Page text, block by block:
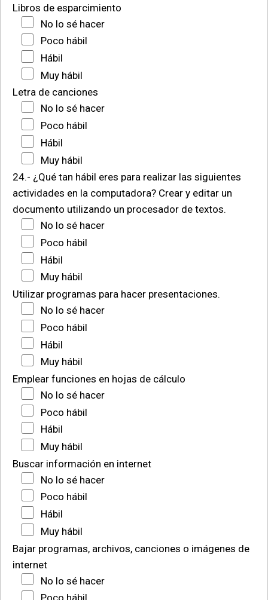
Libros de esparcimiento
No lo sé hacer
Poco hábil
Hábil
Muy hábil
Letra de canciones
No lo sé hacer
Poco hábil
Hábil
Muy hábil
24.- ¿Qué tan hábil eres para realizar las siguientes
actividades en la computadora? Crear y editar un
documento utilizando un procesador de textos.
No lo sé hacer
Poco hábil
Hábil
Muy hábil
Utilizar programas para hacer presentaciones.
No lo sé hacer
Poco hábil
Hábil
Muy hábil
Emplear funciones en hojas de cálculo
No lo sé hacer
Poco hábil
Hábil
Muy hábil
Buscar información en internet
No lo sé hacer
Poco hábil
Hábil
Muy hábil
Bajar programas, archivos, canciones o imágenes de
internet
No lo sé hacer